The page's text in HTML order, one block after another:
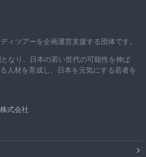
ィツアーを企画運営支援する団体です。
なり、日本の若い世代の可能性を伸ば
人材を育成し、日本を元気にする若者を
式会社